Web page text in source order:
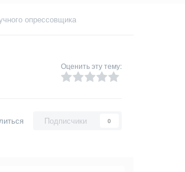
опрессовщика
Оценить эту тему:
Подписчики 0